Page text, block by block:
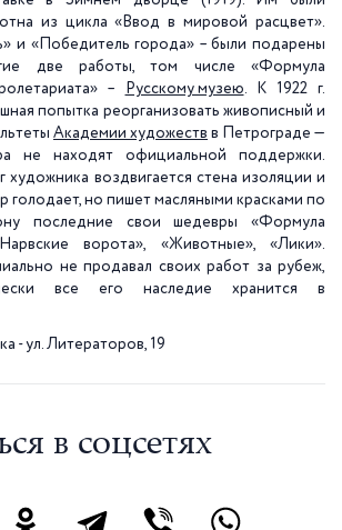
из цикла «Ввод в мировой расцвет».
и «Победитель города» – были подарены
две работы, том числе «Формула
–
Русскому музею. К 1922 г.
попытка реорганизовать живописный и
Академии художеств в Петрограде —
не находят официальной поддержки.
художника воздвигается стена изоляции и
голодает, но пишет масляными красками по
последние свои шедевры «Формула
ворота», «Животные», «Лики».
не продавал своих работ за рубеж,
все его наследие хранится в
- ул. Литераторов, 19
в соцсетях